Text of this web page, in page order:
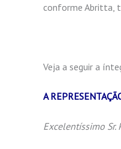
conforme Abritta,
Veja a seguir a
A
Excelentíssimo Sr.